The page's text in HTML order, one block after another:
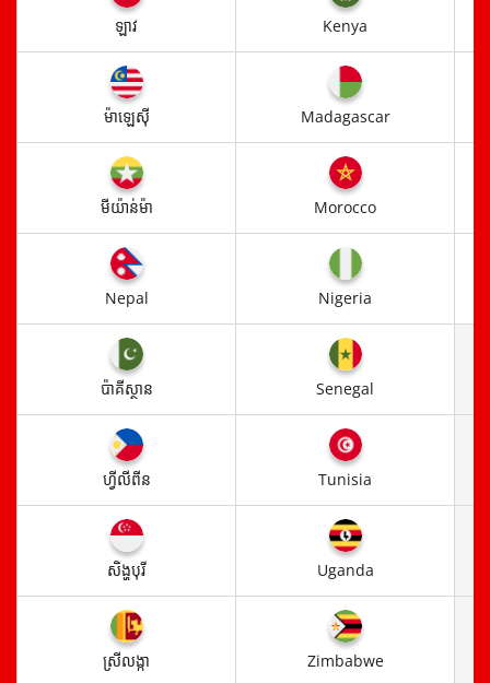
ឡាវ Kenya
ម៉ាឡេស៊ី​ Madagascar
មីយ៉ាន់ម៉ា Morocco
Nepal Nigeria
ប៉ាគីស្ថាន Senegal
ហ្វីលីពីន Tunisia
សិង្ហបុរី Uganda
ស្រី​លង្កា Zimbabwe